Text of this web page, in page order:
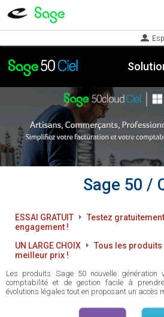
Sage 50 /
ESSAI GRATUIT
Testez
engagement !
UN LARGE CHOIX
Tous les produits
meilleur prix !
Les produits Sage 50 nouvelle génération
comptabilité et de gestion facile à
évolutions légales tout en proposant un accès